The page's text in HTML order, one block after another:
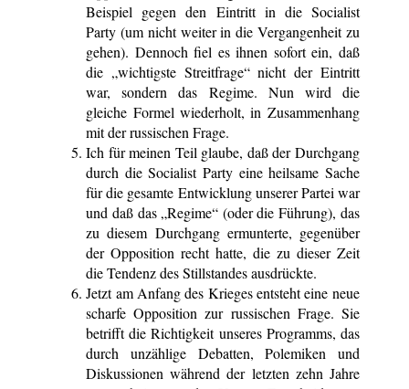
Beispiel gegen den Eintritt in die Socialist
Party (um nicht weiter in die Vergangenheit zu
gehen). Dennoch fiel es ihnen sofort ein, daß
die „wichtigste Streitfrage“ nicht der Eintritt
war, sondern das Regime. Nun wird die
gleiche Formel wiederholt, in Zusammenhang
mit der russischen Frage.
Ich für meinen Teil glaube, daß der Durchgang
durch die Socialist Party eine heilsame Sache
für die gesamte Entwicklung unserer Partei war
und daß das „Regime“ (oder die Führung), das
zu diesem Durchgang ermunterte, gegenüber
der Opposition recht hatte, die zu dieser Zeit
die Tendenz des Stillstandes ausdrückte.
Jetzt am Anfang des Krieges entsteht eine neue
scharfe Opposition zur russischen Frage. Sie
betrifft die Richtigkeit unseres Programms, das
durch unzählige Debatten, Polemiken und
Diskussionen während der letzten zehn Jahre